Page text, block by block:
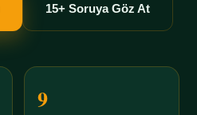
15+ Soruya Göz At
9